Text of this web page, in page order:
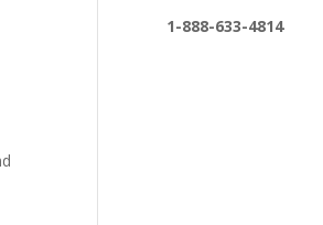
1-888-633-4814